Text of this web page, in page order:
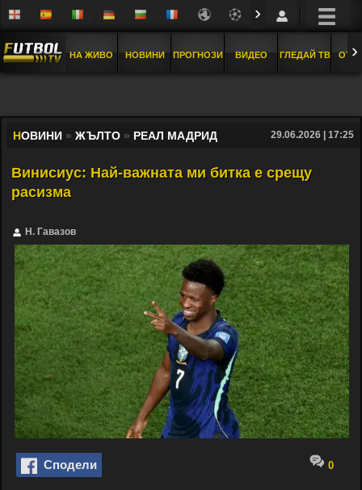
›
НА ЖИВО НОВИНИ ПРОГНОЗИ ВИДЕО ГЛЕДАЙ ТВ ›
НОВИНИ » ЖЪЛТО » РЕАЛ МАДРИД 29.06.2026 | 17:25
Винисиус: Най-важната ми битка е срещу
расизма
Н. Гавазов
Сподели 0